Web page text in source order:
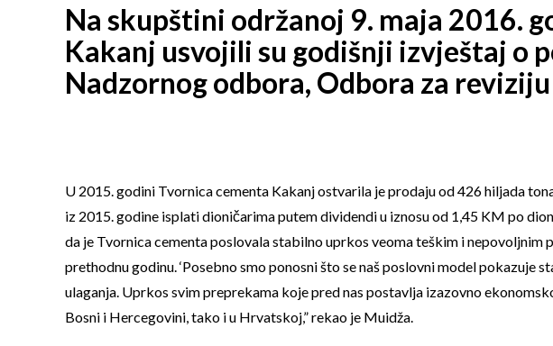
Na skupštini održanoj 9. maja 2016.
Kakanj usvojili su godišnji izvještaj o
Nadzornog odbora, Odbora za
U 2015. godini Tvornica cementa Kakanj ostvarila je prodaju od 426 hiljada
iz 2015. godine isplati dioničarima putem dividendi u iznosu od 1,45 KM po
da je Tvornica cementa poslovala stabilno uprkos veoma teškim i
prethodnu godinu. ‘Posebno smo ponosni što se naš poslovni model
ulaganja. Uprkos svim preprekama koje pred nas postavlja izazovno
Bosni i Hercegovini, tako i u Hrvatskoj,” rekao je Muidža.